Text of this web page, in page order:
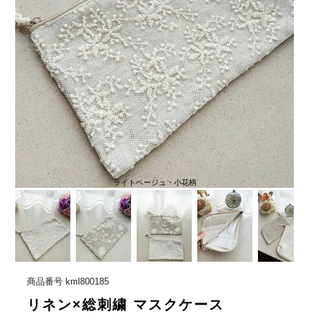
ライトベージュ・小花柄
商品番号 kml800185
リネン×総刺繍 マスクケース